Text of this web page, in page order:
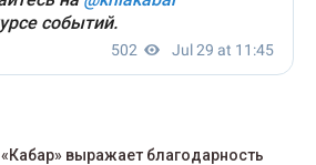
«Кабар» выражает благодарность